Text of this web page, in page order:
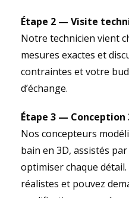
Étape 2 — Visite
Notre technicien vient
mesures exactes et
contraintes et votre
d’échange.
Étape 3 — Conception
Nos concepteurs
bain en 3D, assistés
optimiser chaque
réalistes et pouvez